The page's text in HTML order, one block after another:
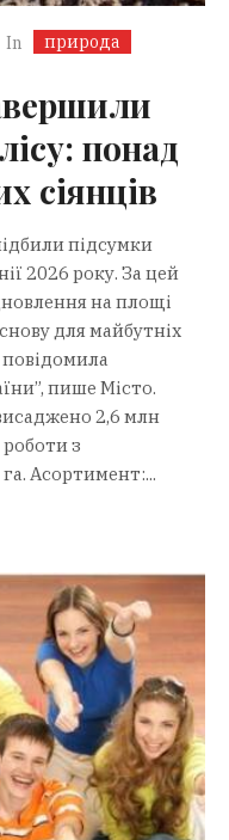
In природа
понад
сіянців
підсумки
2026 року. За цей
на площі
для майбутніх
повідомила
пише Місто.
2,6 млн
з
Асортимент:...